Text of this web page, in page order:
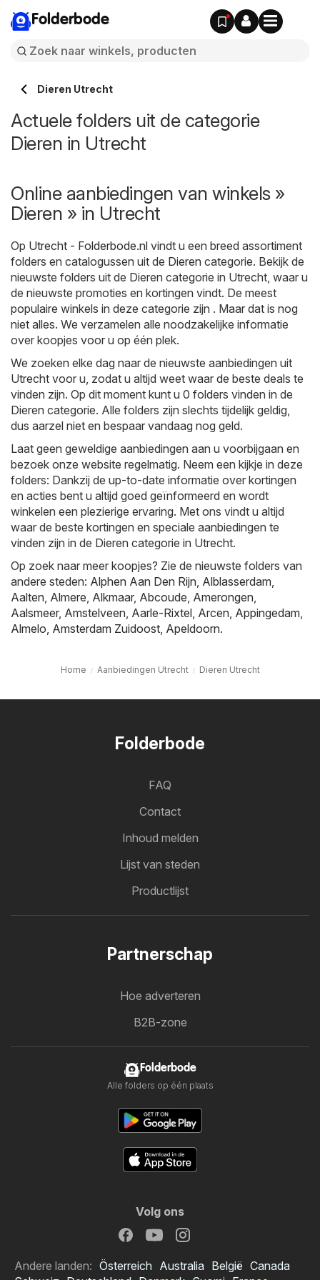
Folderbode
Dieren Utrecht
Actuele folders uit de categorie
Dieren in Utrecht
Online aanbiedingen van winkels »
Dieren » in Utrecht
Op Utrecht - Folderbode.nl vindt u een breed assortiment
folders en catalogussen uit de Dieren categorie. Bekijk de
nieuwste folders uit de Dieren categorie in Utrecht, waar u
de nieuwste promoties en kortingen vindt. De meest
populaire winkels in deze categorie zijn . Maar dat is nog
niet alles. We verzamelen alle noodzakelijke informatie
over koopjes voor u op één plek.
We zoeken elke dag naar de nieuwste aanbiedingen uit
Utrecht voor u, zodat u altijd weet waar de beste deals te
vinden zijn. Op dit moment kunt u 0 folders vinden in de
Dieren categorie. Alle folders zijn slechts tijdelijk geldig,
dus aarzel niet en bespaar vandaag nog geld.
Laat geen geweldige aanbiedingen aan u voorbijgaan en
bezoek onze website regelmatig. Neem een kijkje in deze
folders: Dankzij de up-to-date informatie over kortingen
en acties bent u altijd goed geïnformeerd en wordt
winkelen een plezierige ervaring. Met ons vindt u altijd
waar de beste kortingen en speciale aanbiedingen te
vinden zijn in de Dieren categorie in Utrecht.
Op zoek naar meer koopjes? Zie de nieuwste folders van
andere steden: Alphen Aan Den Rijn, Alblasserdam,
Aalten, Almere, Alkmaar, Abcoude, Amerongen,
Aalsmeer, Amstelveen, Aarle-Rixtel, Arcen, Appingedam,
Almelo, Amsterdam Zuidoost, Apeldoorn.
Home Aanbiedingen Utrecht Dieren Utrecht
Folderbode
FAQ
Contact
Inhoud melden
Lijst van steden
Productlijst
Partnerschap
Hoe adverteren
B2B-zone
Folderbode
Alle folders op één plaats
Volg ons
Andere landen: Österreich Australia België Canada